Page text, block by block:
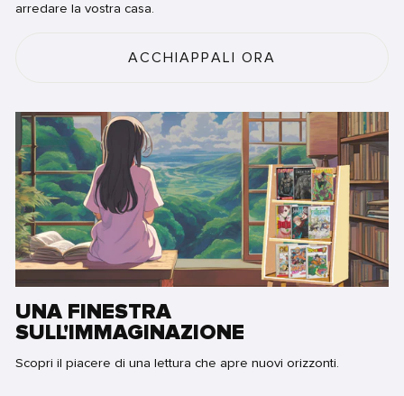
arredare la vostra casa.
ACCHIAPPALI ORA
UNA FINESTRA
SULL'IMMAGINAZIONE
Scopri il piacere di una lettura che apre nuovi orizzonti.